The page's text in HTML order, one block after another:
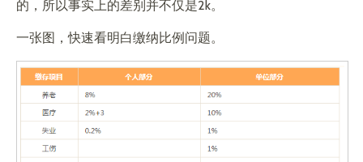
的，所以事实上的差别并不仅是2k。
一张图，快速看明白缴纳比例问题。